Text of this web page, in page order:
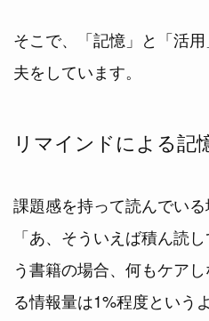
そこで、「記憶」と「活
夫をしています。
リマインドによる記
課題感を持って読んでいる
「あ、そういえば積ん読
う書籍の場合、何もケア
る情報量は1%程度という